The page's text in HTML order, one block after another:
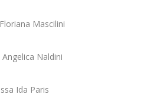
Mascilini
Naldini
Ida Paris